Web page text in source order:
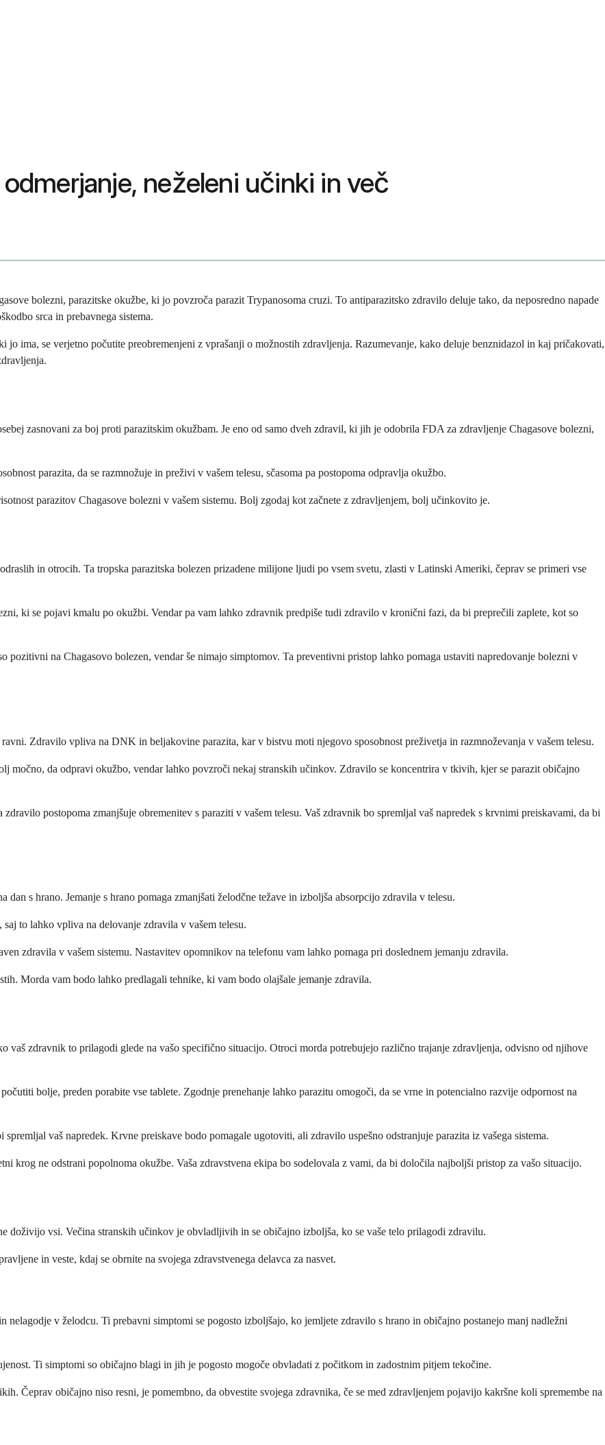
neželeni učinki in več
bolezni, parazitske okužbe, ki jo povzroča parazit Trypanosoma cruzi. To antiparazitsko zdravilo deluje tako, da neposredno napade
srca in prebavnega sistema.
jo ima, se verjetno počutite preobremenjeni z vprašanji o možnostih zdravljenja. Razumevanje, kako deluje benznidazol in kaj pričakovati,
zasnovani za boj proti parazitskim okužbam. Je eno od samo dveh zdravil, ki jih je odobrila FDA za zdravljenje Chagasove bolezni,
parazita, da se razmnožuje in preživi v vašem telesu, sčasoma pa postopoma odpravlja okužbo.
parazitov Chagasove bolezni v vašem sistemu. Bolj zgodaj kot začnete z zdravljenjem, bolj učinkovito je.
in otrocih. Ta tropska parazitska bolezen prizadene milijone ljudi po vsem svetu, zlasti v Latinski Ameriki, čeprav se primeri vse
ki se pojavi kmalu po okužbi. Vendar pa vam lahko zdravnik predpiše tudi zdravilo v kronični fazi, da bi preprečili zaplete, kot so
na Chagasovo bolezen, vendar še nimajo simptomov. Ta preventivni pristop lahko pomaga ustaviti napredovanje bolezni v
Zdravilo vpliva na DNK in beljakovine parazita, kar v bistvu moti njegovo sposobnost preživetja in razmnoževanja v vašem telesu.
močno, da odpravi okužbo, vendar lahko povzroči nekaj stranskih učinkov. Zdravilo se koncentrira v tkivih, kjer se parazit običajno
postopoma zmanjšuje obremenitev s paraziti v vašem telesu. Vaš zdravnik bo spremljal vaš napredek s krvnimi preiskavami, da bi
s hrano. Jemanje s hrano pomaga zmanjšati želodčne težave in izboljša absorpcijo zdravila v telesu.
to lahko vpliva na delovanje zdravila v vašem telesu.
zdravila v vašem sistemu. Nastavitev opomnikov na telefonu vam lahko pomaga pri doslednem jemanju zdravila.
Morda vam bodo lahko predlagali tehnike, ki vam bodo olajšale jemanje zdravila.
vaš zdravnik to prilagodi glede na vašo specifično situacijo. Otroci morda potrebujejo različno trajanje zdravljenja, odvisno od njihove
bolje, preden porabite vse tablete. Zgodnje prenehanje lahko parazitu omogoči, da se vrne in potencialno razvije odpornost na
vaš napredek. Krvne preiskave bodo pomagale ugotoviti, ali zdravilo uspešno odstranjuje parazita iz vašega sistema.
krog ne odstrani popolnoma okužbe. Vaša zdravstvena ekipa bo sodelovala z vami, da bi določila najboljši pristop za vašo situacijo.
doživijo vsi. Večina stranskih učinkov je obvladljivih in se običajno izboljša, ko se vaše telo prilagodi zdravilu.
in veste, kdaj se obrnite na svojega zdravstvenega delavca za nasvet.
v želodcu. Ti prebavni simptomi se pogosto izboljšajo, ko jemljete zdravilo s hrano in običajno postanejo manj nadležni
Ti simptomi so običajno blagi in jih je pogosto mogoče obvladati z počitkom in zadostnim pitjem tekočine.
Čeprav običajno niso resni, je pomembno, da obvestite svojega zdravnika, če se med zdravljenjem pojavijo kakršne koli spremembe na